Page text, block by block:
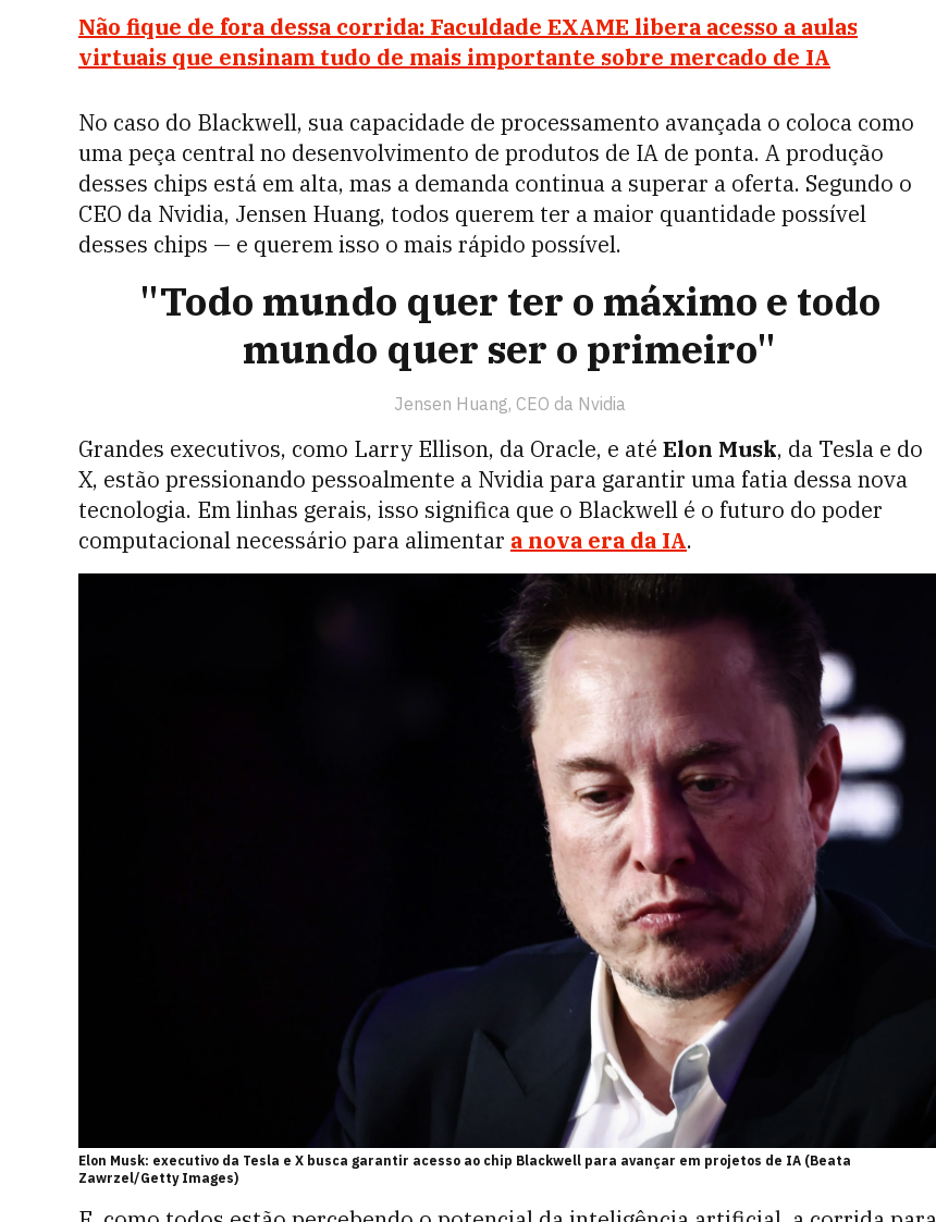
Não fique de fora dessa corrida: Faculdade EXAME libera acesso a aulas
virtuais que ensinam tudo de mais importante sobre mercado de IA
No caso do Blackwell, sua capacidade de processamento avançada o coloca como
uma peça central no desenvolvimento de produtos de IA de ponta. A produção
desses chips está em alta, mas a demanda continua a superar a oferta. Segundo o
CEO da Nvidia, Jensen Huang, todos querem ter a maior quantidade possível
desses chips — e querem isso o mais rápido possível.
"Todo mundo quer ter o máximo e todo
mundo quer ser o primeiro"
Jensen Huang, CEO da Nvidia
Grandes executivos, como Larry Ellison, da Oracle, e até Elon Musk, da Tesla e do
X, estão pressionando pessoalmente a Nvidia para garantir uma fatia dessa nova
tecnologia. Em linhas gerais, isso significa que o Blackwell é o futuro do poder
computacional necessário para alimentar a nova era da IA.
Elon Musk: executivo da Tesla e X busca garantir acesso ao chip Blackwell para avançar em projetos de IA (Beata
Zawrzel/Getty Images)